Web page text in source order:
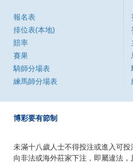
報名表
排位表(本地)
賠率
賽果
騎師分場表
練馬師分場表
博彩要有節制
未滿十八歲人士不得投注或進入可投
向非法或海外莊家下注，即屬違法，